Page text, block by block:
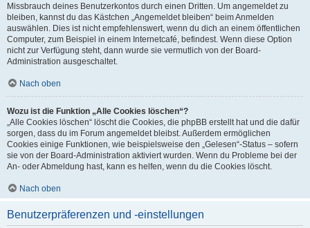
Missbrauch deines Benutzerkontos durch einen Dritten. Um angemeldet zu
bleiben, kannst du das Kästchen „Angemeldet bleiben“ beim Anmelden
auswählen. Dies ist nicht empfehlenswert, wenn du dich an einem öffentlichen
Computer, zum Beispiel in einem Internetcafé, befindest. Wenn diese Option
nicht zur Verfügung steht, dann wurde sie vermutlich von der Board-
Administration ausgeschaltet.
Nach oben
Wozu ist die Funktion „Alle Cookies löschen“?
„Alle Cookies löschen“ löscht die Cookies, die phpBB erstellt hat und die dafür
sorgen, dass du im Forum angemeldet bleibst. Außerdem ermöglichen
Cookies einige Funktionen, wie beispielsweise den „Gelesen“-Status – sofern
sie von der Board-Administration aktiviert wurden. Wenn du Probleme bei der
An- oder Abmeldung hast, kann es helfen, wenn du die Cookies löscht.
Nach oben
Benutzerpräferenzen und -einstellungen